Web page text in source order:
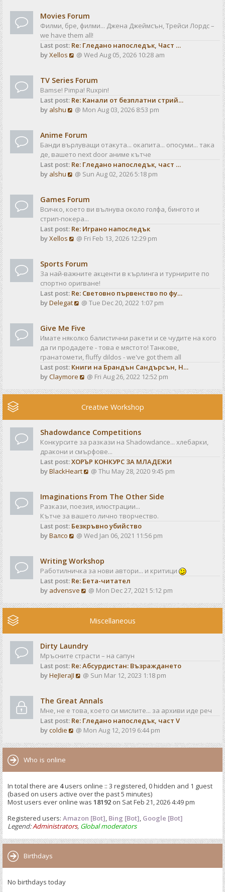
s
t
p
o
s
w
t
h
e
e
s
t
p
s
Movies Forum
Филми, бре, филми... Джена Джеймсън, Трейси Лордс –
we have them all!
Last post: Re: Гледано напоследък, Част …
byXellos
V
w
t
h
e
e
s
t
p
s
t
@ Wed Aug 05, 2026 10:28 am
TV Series Forum
Bamse! Pimpa! Ruxpin!
Last post: Re: Канали от безплатни стрий…
by alshu
V
w
t
h
e
e
s
t
p
o
t
@ Mon Aug 03, 2026 8:53 pm
Anime Forum
Банди върлуващи отакута... окапита... опосуми... така
де, вашето next door аниме кътче
Last post: Re: Гледано напоследък, част …
by alshu
V
w
t
h
e
l
e
s
t
p
o
t
@ Sun Aug 02, 2026 5:18 pm
Games Forum
Всичко, което ви вълнува около голфа, бингото и
стрип-покера...
Last post: Re: Играно напоследък
byXellos
V
w
t
h
e
l
t
e
s
t
p
o
s
t
@ Fri Feb 13, 2026 12:29 pm
Sports Forum
За най-важните акценти в кърлинга и турнирите по
спортно оригване!
Last post: Re: Световно първенство по фу…
byDelegat
V
w
t
h
e
l
a
t
s
o
s
t
@ Tue Dec 20, 2022 1:07 pm
Give Me Five
Имате няколко балистични ракети и се чудите на кого
да ги продадете - това е мястото! Танкове,
гранатомети, fluffy dildos - we've got them all
Last post: Книги на Брандън Сандърсън, Н…
byClaymore
V
e
w
e
l
a
t
e
p
o
s
t
@ Fri Aug 26, 2022 12:52 pm
Creative Workshop
Shadowdance Competitions
Конкурсите за разкази на Shadowdance... хлебарки,
дракони и смърфове...
Last post:ХОРЪР КОНКУРС ЗА МЛАДЕЖИ
byBlackHeart
V
w
t
h
e
l
e
s
t
p
o
t
@ Thu May 28, 2020 9:45 pm
Imaginations From The Other Side
Разкази, поезия, илюстрации...
Кътче за вашето лично творчество.
Last post: Безкръвно убийство
byВалсо
V
w
t
h
e
l
t
p
o
s
@ Wed Jan 06, 2021 11:56 pm
Writing Workshop
Работилничка за нови автори... и критици
Last post: Re: Бета-читател
by advensve
V
e
w
e
l
a
t
t
p
o
s
t
@ Mon Dec 27, 2021 5:12 pm
Miscellaneous
Dirty Laundry
Мръсните страсти – на сапун
Last post: Re: Абсурдистан: Възраждането
byHeJIeraJI
V
w
t
h
e
e
t
p
s
t
@ Sun Mar 12, 2023 1:18 pm
The Great Annals
Мне, не е това, което си мислите... за архиви иде реч
Last post: Re: Гледано напоследък, част V
bycoldie
V
e
e
l
a
t
e
t
@ Mon Aug 12, 2019 6:44 pm
Who is online
In total there are 4users online :: 3 registered, 0 hidden and 1 guest
(based on users active over the past 5 minutes)
Most users ever online was 18192 on Sat Feb 21, 2026 4:49 pm
Registered users: Amazon [Bot], Bing [Bot], Google [Bot]
Legend:Administrators, Global moderators
Birthdays
No birthdays today